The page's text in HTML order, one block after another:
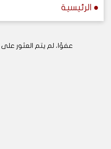
● الرئيسية
عفوًا، لم يتم العثور